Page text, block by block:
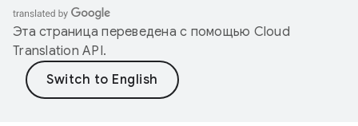
Эта страница переведена с помощью Cloud
Translation API.